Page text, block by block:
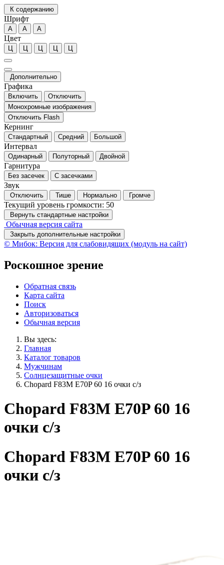
К содержанию
Шрифт
А А А
Цвет
Ц Ц Ц Ц Ц
Дополнительно
Графика
Включить
Отключить
Монохромные изображения
Отключить Flash
Кернинг
Стандартный Средний Большой
Интервал
Одинарный Полуторный Двойной
Гарнитура
Без засечек С засечками
Звук
Отключить Тише Нормально Громче
Текущий уровень громкости: 50
Вернуть стандартные настройки
Обычная версия сайта
Закрыть дополнительные настройки
© Мибок: Версия для слабовидящих (модуль на сайт)
Роскошное зрение
Обратная связь
Карта сайта
Поиск
Авторизоваться
Обычная версия
Вы здесь:
Главная
Каталог товаров
Мужчинам
Солнцезащитные очки
Chopard F83M E70P 60 16 очки с/з
Chopard F83M E70P 60 16
очки с/з
Chopard F83M E70P 60 16
очки с/з